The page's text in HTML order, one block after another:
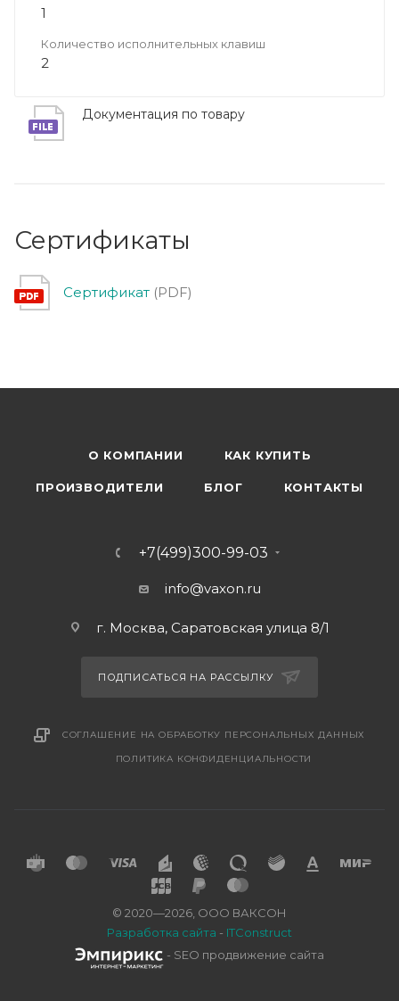
1
Количество исполнительных клавиш
2
Документация по товару
Сертификаты
Сертификат (PDF)
О КОМПАНИИ КАК КУПИТЬ
ПРОИЗВОДИТЕЛИ БЛОГ КОНТАКТЫ
+7(499)300-99-03
info@vaxon.ru
г. Москва, Саратовская улица 8/1
ПОДПИСАТЬСЯ НА РАССЫЛКУ
СОГЛАШЕНИЕ НА ОБРАБОТКУ ПЕРСОНАЛЬНЫХ ДАННЫХ
ПОЛИТИКА КОНФИДЕНЦИАЛЬНОСТИ
© 2020—2026, ООО ВАКСОН
Разработка сайта - ITConstruct
- SEO продвижение сайта